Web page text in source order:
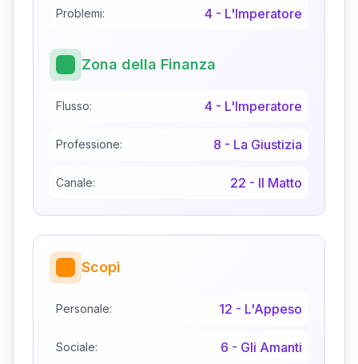
Problemi: 4 - L'Imperatore
Zona della Finanza
Flusso: 4 - L'Imperatore
Professione: 8 - La Giustizia
Canale: 22 - Il Matto
Scopi
Personale: 12 - L'Appeso
Sociale: 6 - Gli Amanti